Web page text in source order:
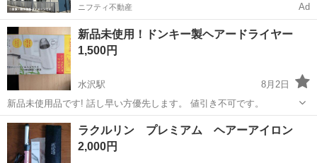
ニフティ不動産 Ad
新品未使用！ドンキー製ヘアードライヤー
1,500円
水沢駅
8月2日
新品未使用品です! 話し早い方優先します。 値引き不可です。
岩手 奥州市 水沢駅 美容家電
ラクルリン プレミアム ヘアーアイロン
2,000円